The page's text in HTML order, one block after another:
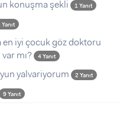
konuşma şekli 1 Yanıt
Yanıt
iyi çocuk göz doktoru
mı?
4 Yanıt
yalvariyorum 2 Yanıt
9 Yanıt